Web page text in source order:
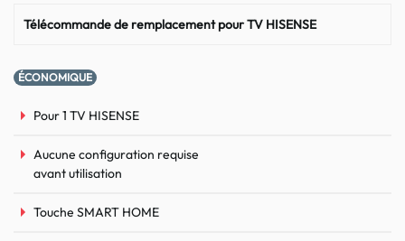
Télécommande de remplacement pour TV HISENSE
ÉCONOMIQUE
Pour 1 TV HISENSE
Aucune configuration requise
avant utilisation
Touche SMART HOME